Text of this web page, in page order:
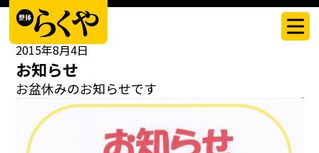
スタッフブログ
2015年8月4日
お知らせ
お盆休みのお知らせです